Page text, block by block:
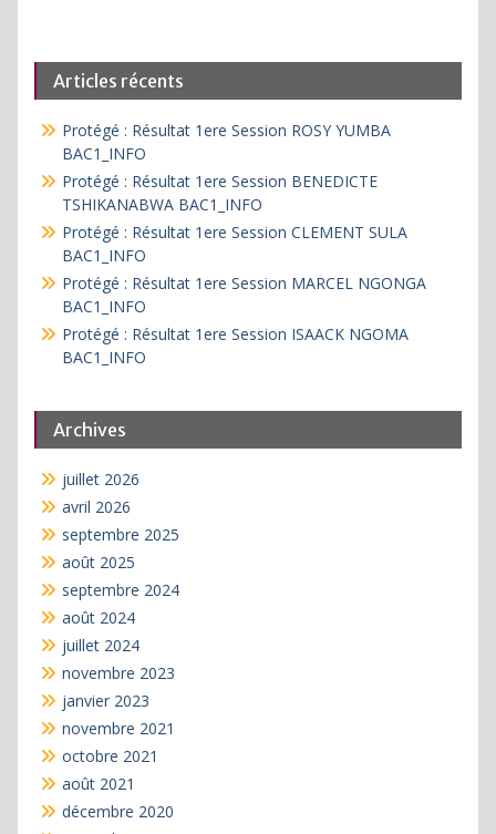
Articles récents
Protégé : Résultat 1ere Session ROSY YUMBA
BAC1_INFO
Protégé : Résultat 1ere Session BENEDICTE
TSHIKANABWA BAC1_INFO
Protégé : Résultat 1ere Session CLEMENT SULA
BAC1_INFO
Protégé : Résultat 1ere Session MARCEL NGONGA
BAC1_INFO
Protégé : Résultat 1ere Session ISAACK NGOMA
BAC1_INFO
Archives
juillet 2026
avril 2026
septembre 2025
août 2025
septembre 2024
août 2024
juillet 2024
novembre 2023
janvier 2023
novembre 2021
octobre 2021
août 2021
décembre 2020